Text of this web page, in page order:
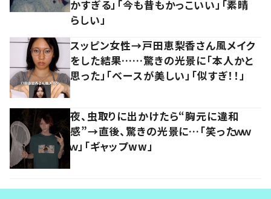
かすぎる」「今も昔もかっこいい」「素晴
らしい」
スッピン女性→戸田恵梨香さん風メイク
をした結果……驚きの光景に「本人かと
思った」「ベースが美しい」「似すぎ！！」
夜、虫取りに出かけたら“胸元に違和
感”→直後、驚きの光景に…「笑ったｗｗ
ｗ」「ギャップww」